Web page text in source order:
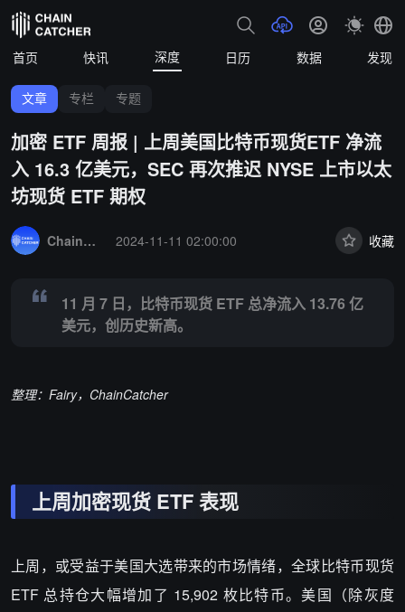
首页 快讯 深度 日历 数据 发现
文章 专栏 专题
加密 ETF 周报 | 上周美国比特币现货ETF 净流
入 16.3 亿美元，SEC 再次推迟 NYSE 上市以太
坊现货 ETF 期权
ChainCatcher 精选
2024-11-11 02:00:00 收藏
11 月 7 日，比特币现货 ETF 总净流入 13.76 亿
美元，创历史新高。
整理：Fairy， ChainCatcher
上周加密现货 ETF 表现
上周，或受益于美国大选带来的市场情绪，全球比特币现货
ETF 总持仓大幅增加了 15,902 枚比特币。美国（除灰度